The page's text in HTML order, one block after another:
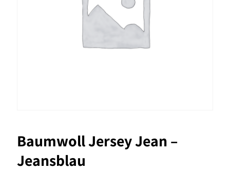
Baumwoll Jersey Jean –
Jeansblau